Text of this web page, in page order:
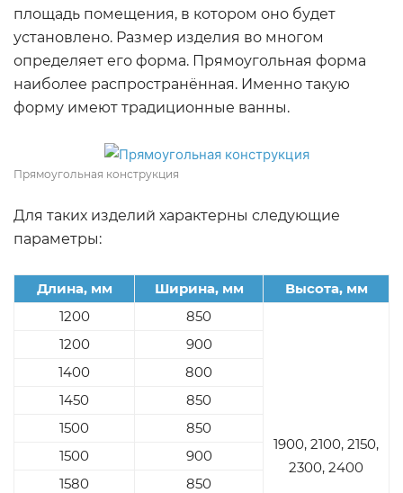
площадь помещения, в котором оно будет
установлено. Размер изделия во многом
определяет его форма. Прямоугольная форма
наиболее распространённая. Именно такую
форму имеют традиционные ванны.
Прямоугольная конструкция
Для таких изделий характерны следующие
параметры:
Длина, мм Ширина, мм
Высота, мм
1200
850
1900, 2100, 2150,
2300, 2400
1200
900
1400
800
1450
850
1500
850
1500
900
1580
850